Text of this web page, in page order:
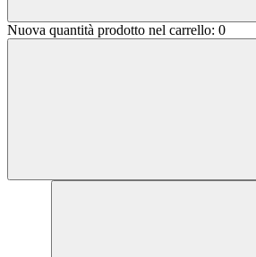
Nuova quantità prodotto nel carrello: 0